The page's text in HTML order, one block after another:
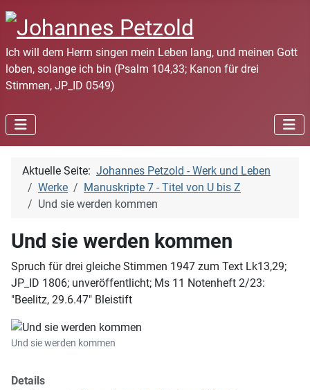
Ich will dem Herrn singen mein Leben lang, und meinen Gott
loben, solange ich bin (Psalm 104,33; Kanon für drei
Stimmen, JP_ID 0549)
Aktuelle Seite: Johannes Petzold - Werk und Leben
Werke
Manuskripte 7 - Titel von U bis Z
Und sie werden kommen
Und sie werden kommen
Spruch für drei gleiche Stimmen 1947 zum Text Lk13,29;
JP_ID 1806; unveröffentlicht; Ms 11 Notenheft 2/23:
"Beelitz, 29.6.47" Bleistift
Und sie werden kommen
Details